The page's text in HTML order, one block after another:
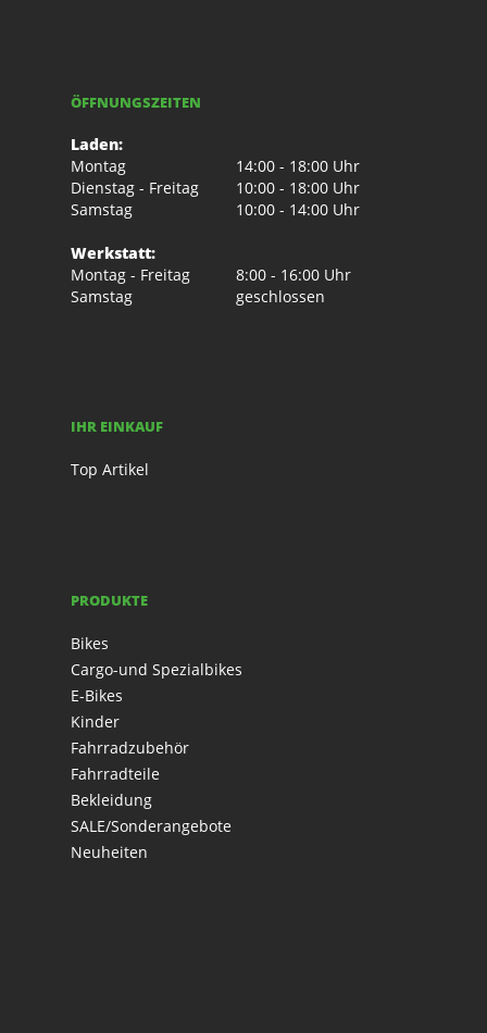
ÖFFNUNGSZEITEN
Laden:
Montag
14:00 - 18:00 Uhr
Dienstag - Freitag
10:00 - 18:00 Uhr
Samstag
10:00 - 14:00 Uhr
Werkstatt:
Montag - Freitag
8:00 - 16:00 Uhr
Samstag
geschlossen
IHR EINKAUF
Top Artikel
PRODUKTE
Bikes
Cargo-und Spezialbikes
E-Bikes
Kinder
Fahrradzubehör
Fahrradteile
Bekleidung
SALE/Sonderangebote
Neuheiten